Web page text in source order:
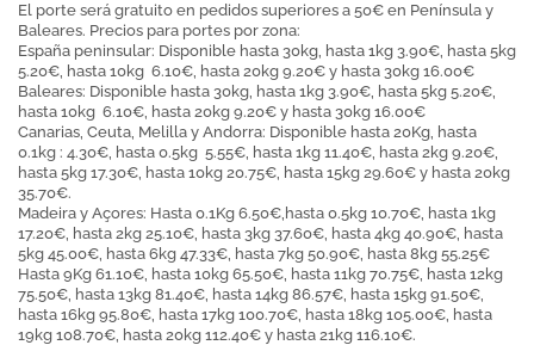
El porte será gratuito en pedidos superiores a 50€ en Península y
Baleares. Precios para portes por zona:
España peninsular: Disponible hasta 30kg, hasta 1kg 3.90€, hasta 5kg
5.20€, hasta 10kg 6.10€, hasta 20kg 9.20€ y hasta 30kg 16.00€
Baleares: Disponible hasta 30kg, hasta 1kg 3.90€, hasta 5kg 5.20€,
hasta 10kg 6.10€, hasta 20kg 9.20€ y hasta 30kg 16.00€
Canarias, Ceuta, Melilla y Andorra: Disponible hasta 20Kg, hasta
0.1kg : 4.30€, hasta 0.5kg 5.55€, hasta 1kg 11.40€, hasta 2kg 9.20€,
hasta 5kg 17.30€, hasta 10kg 20.75€, hasta 15kg 29.60€ y hasta 20kg
35.70€.
Madeira y Açores: Hasta 0.1Kg 6.50€,hasta 0.5kg 10.70€, hasta 1kg
17.20€, hasta 2kg 25.10€, hasta 3kg 37.60€, hasta 4kg 40.90€, hasta
5kg 45.00€, hasta 6kg 47.33€, hasta 7kg 50.90€, hasta 8kg 55.25€
Hasta 9Kg 61.10€, hasta 10kg 65.50€, hasta 11kg 70.75€, hasta 12kg
75.50€, hasta 13kg 81.40€, hasta 14kg 86.57€, hasta 15kg 91.50€,
hasta 16kg 95.80€, hasta 17kg 100.70€, hasta 18kg 105.00€, hasta
19kg 108.70€, hasta 20kg 112.40€ y hasta 21kg 116.10€.